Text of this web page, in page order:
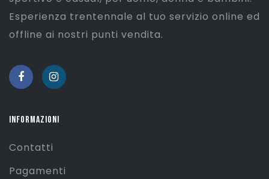
Esperienza trentennale al tuo servizio online ed
offline ai nostri punti vendita.
INFORMAZIONI
Contatti
Pagamenti